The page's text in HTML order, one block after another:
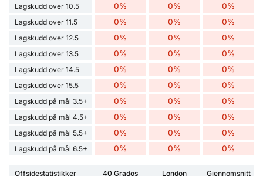
Lagskudd over 10.5 0% 0% 0%
Lagskudd over 11.5 0% 0% 0%
Lagskudd over 12.5 0% 0% 0%
Lagskudd over 13.5 0% 0% 0%
Lagskudd over 14.5 0% 0% 0%
Lagskudd over 15.5 0% 0% 0%
Lagskudd på mål 3.5+ 0% 0% 0%
Lagskudd på mål 4.5+ 0% 0% 0%
Lagskudd på mål 5.5+ 0% 0% 0%
Lagskudd på mål 6.5+ 0% 0% 0%
Offsidestatistikker 40 Grados London Gjennomsnitt